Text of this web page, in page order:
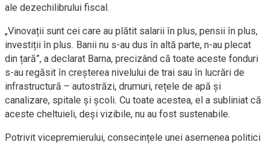
ale dezechilibrului fiscal.
„Vinovații sunt cei care au plătit salarii în plus, pensii în plus,
investiții în plus. Banii nu s-au dus în altă parte, n-au plecat
din țară”, a declarat Barna, precizând că toate aceste fonduri
s-au regăsit în creșterea nivelului de trai sau în lucrări de
infrastructură – autostrăzi, drumuri, rețele de apă și
canalizare, spitale și școli. Cu toate acestea, el a subliniat că
aceste cheltuieli, deși vizibile, nu au fost sustenabile.
Potrivit vicepremierului, consecințele unei asemenea politici